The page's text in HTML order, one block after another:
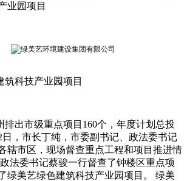
业园项目
技产业园项目
出市级重点项目160个，年度计划总投
日，市长丁纯，市委副书记、政法委书记
辖市区，现场督查重点工程和项目推进情
法委书记蔡骏一行督查了钟楼区重点项
绿美艺绿色建筑科技产业园项目。 绿美